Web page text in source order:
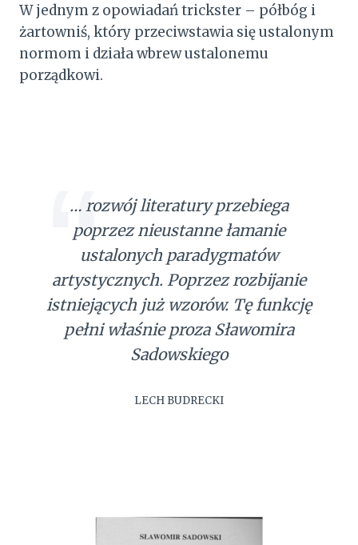
W jednym z opowiadań trickster – półbóg i
żartowniś, który przeciwstawia się ustalonym
normom i działa wbrew ustalonemu
porządkowi.
… rozwój literatury przebiega
poprzez nieustanne łamanie
ustalonych paradygmatów
artystycznych. Poprzez rozbijanie
istniejących już wzorów. Tę funkcję
pełni właśnie proza Sławomira
Sadowskiego
LECH BUDRECKI